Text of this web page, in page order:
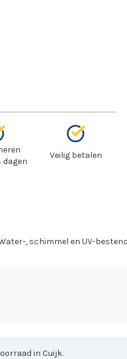
dagen
Veilig betalen
, schimmel en UV-
in Cuijk.